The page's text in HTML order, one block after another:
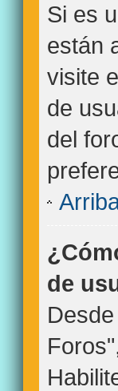
Si es
están
visite
de
del
de